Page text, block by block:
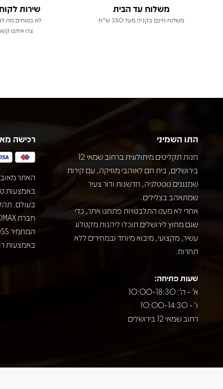
משלוח עד הבית
משלוח חינם בקניה מעל 350 ש"ח
שירות
לא בטוחים מה
צרו איתנו
התו השמיני
חנות תקליטים מיתולוגית ברחוב שמאי 12
בירושלים, בית חם לאוהבי מוזיקה, עם קירות
שמנגנים נוסטלגיה, חדשנות ודור צעיר
שמתאהב בצלילים.
אחרי לא מעט התלבטויות פתחנו אתר, כדי
שגם מחוץ לירושלים תוכלו ליהנות מקטלוג
עשיר, מקצועי, מיבוא מיוחד ובמחירים ללא
תחרות.
שעות פתיחה:
א' - ה': 10:00-18:30
ו' - 10:00-14:30
רחוב שמאי 12 בירושלים
רכישה
האתר
בעולם.
באמצעות